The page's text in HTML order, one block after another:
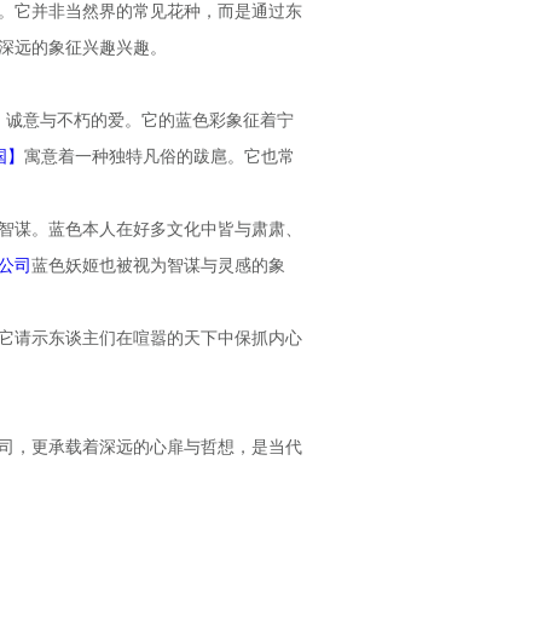
它并非当然界的常见花种，而是通过东
远的象征兴趣兴趣。
意与不朽的爱。它的蓝色彩象征着宁
寓意着一种独特凡俗的跋扈。它也常
谋。蓝色本人在好多文化中皆与肃肃、
司蓝色妖姬也被视为智谋与灵感的象
请示东谈主们在喧嚣的天下中保抓内心
，更承载着深远的心扉与哲想，是当代